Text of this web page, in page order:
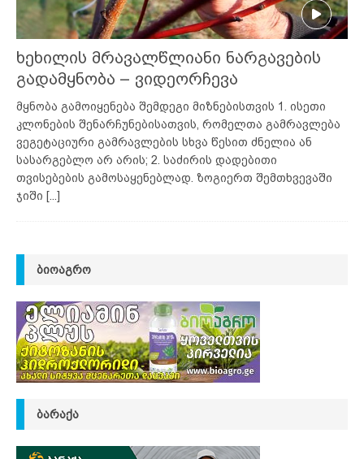
ხეხილის მრავალწლიანი ნარგავების
გადამყნობა – ვიდეორჩევა
მყნობა გამოიყენება შემდეგი მიზნებისთვის 1. ისეთი
კლონების შენარჩუნებისათვის, რომელთა გამრავლება
ვეგეტაციური გამრავლების სხვა წესით ძნელია ან
სასარგებლო არ არის; 2. საძირის დადებითი
თვისებების გამოსაყენებლად. ზოგიერთ შემთხვევაში
ჯიში [...]
ᲑᲘᲝᲐᲒᲠᲝ
ᲑᲐᲠᲐᲥᲐ